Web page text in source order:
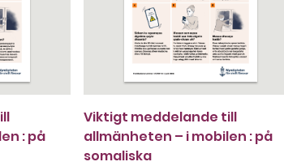
: på
Viktigt meddelande till
allmänheten – i mobilen : på
somaliska